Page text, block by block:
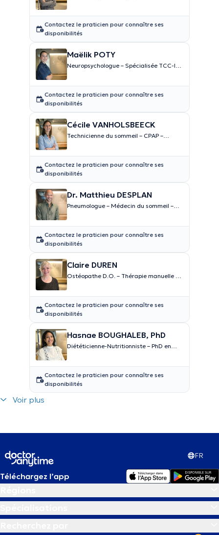
Contactez le praticien pour connaître ses
disponibilités
Maëlik POTY
Neuropsychologue – Spécialisée TCC-I
Contactez le praticien pour connaître ses
disponibilités
Cécile VANHOLSBEECK
Technicienne du sommeil – CPAP –
Contactez le praticien pour connaître ses
disponibilités
Dr. Matthieu DESPLAN
Pneumologue – Médecin du sommeil –
Contactez le praticien pour connaître ses
disponibilités
Claire DUREN
Ostéopathe D.O. – Thérapie manuelle et
Contactez le praticien pour connaître ses
disponibilités
Hasnae BOUGHALEB, PhD
Diététicienne-Nutritionniste – PhD en
Contactez le praticien pour connaître ses
disponibilités
Voir plus
FR
Téléchargez l’app